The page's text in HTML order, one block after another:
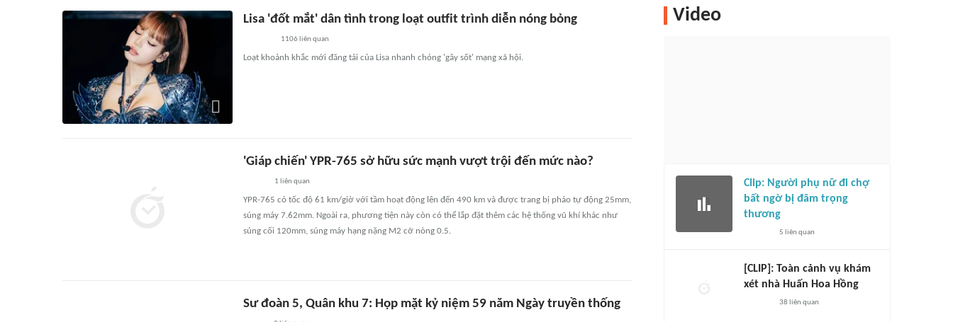
Lisa 'đốt mắt' dân tình trong loạt outfit trình diễn nóng bỏng
1106 liên quan
Loạt khoảnh khắc mới đăng tải của Lisa nhanh chóng 'gây sốt' mạng xã hội.
'Giáp chiến' YPR-765 sở hữu sức mạnh vượt trội đến mức nào?
1 liên quan
YPR-765 có tốc độ 61 km/giờ với tầm hoạt động lên đến 490 km và được trang bị pháo tự động 25mm,
súng máy 7.62mm. Ngoài ra, phương tiện này còn có thể lắp đặt thêm các hệ thống vũ khí khác như
súng cối 120mm, súng máy hạng nặng M2 cỡ nòng 0.5.
Sư đoàn 5, Quân khu 7: Họp mặt kỷ niệm 59 năm Ngày truyền thống
Video
Clip: Người phụ nữ đi chợ
bất ngờ bị đâm trọng
thương
5 liên quan
[CLIP]: Toàn cảnh vụ khám
xét nhà Huấn Hoa Hồng
38 liên quan